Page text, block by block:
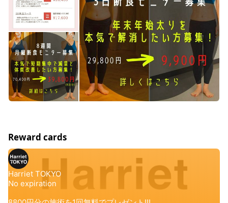
Reward cards